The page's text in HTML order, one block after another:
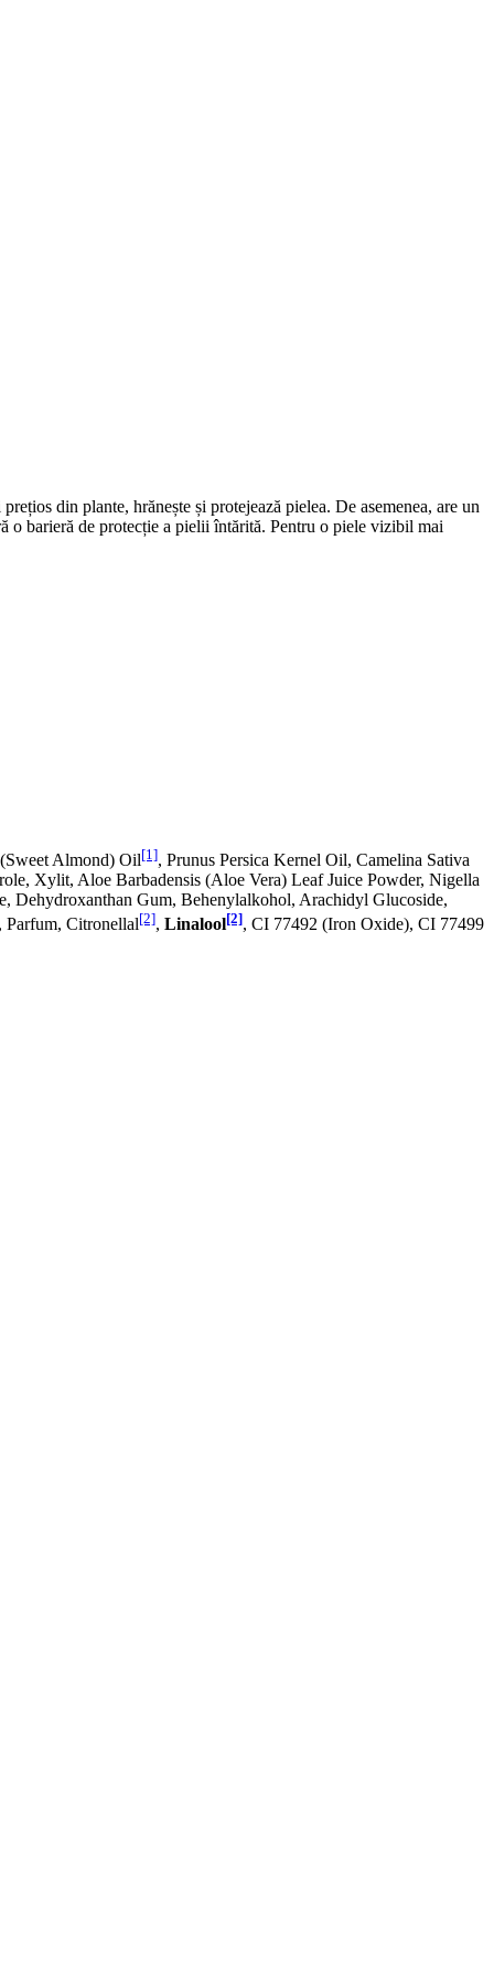
din plante, hrănește și protejează pielea. De asemenea, are un
o barieră de protecție a pielii întărită. Pentru o piele vizibil mai
Almond) Oil[1], Prunus Persica Kernel Oil, Camelina Sativa
Xylit, Aloe Barbadensis (Aloe Vera) Leaf Juice Powder, Nigella
Dehydroxanthan Gum, Behenylalkohol, Arachidyl Glucoside,
Parfum, Citronellal[2], Linalool[2], CI 77492 (Iron Oxide), CI 77499